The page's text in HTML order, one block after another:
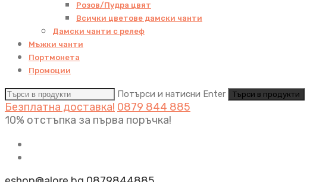
Розов/Пудра цвят
Всички цветове дамски чанти
Дамски чанти с релеф
Мъжки чанти
Портмонета
Промоции
Потърси и натисни Enter
Безплатна доставка! 0879 844 885
10% отстъпка за първа поръчка!